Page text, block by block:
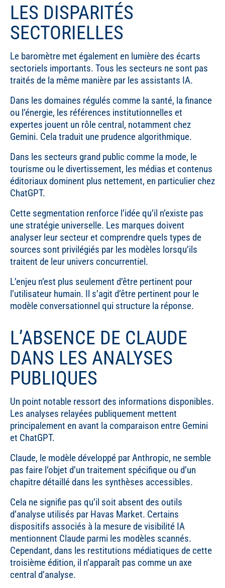
LES DISPARITÉS
SECTORIELLES
Le baromètre met également en lumière des écarts
sectoriels importants. Tous les secteurs ne sont pas
traités de la même manière par les assistants IA.
Dans les domaines régulés comme la santé, la finance
ou l’énergie, les références institutionnelles et
expertes jouent un rôle central, notamment chez
Gemini. Cela traduit une prudence algorithmique.
Dans les secteurs grand public comme la mode, le
tourisme ou le divertissement, les médias et contenus
éditoriaux dominent plus nettement, en particulier chez
ChatGPT.
Cette segmentation renforce l’idée qu’il n’existe pas
une stratégie universelle. Les marques doivent
analyser leur secteur et comprendre quels types de
sources sont privilégiés par les modèles lorsqu’ils
traitent de leur univers concurrentiel.
L’enjeu n’est plus seulement d’être pertinent pour
l’utilisateur humain. Il s’agit d’être pertinent pour le
modèle conversationnel qui structure la réponse.
L’ABSENCE DE CLAUDE
DANS LES ANALYSES
PUBLIQUES
Un point notable ressort des informations disponibles.
Les analyses relayées publiquement mettent
principalement en avant la comparaison entre Gemini
et ChatGPT.
Claude, le modèle développé par Anthropic, ne semble
pas faire l’objet d’un traitement spécifique ou d’un
chapitre détaillé dans les synthèses accessibles.
Cela ne signifie pas qu’il soit absent des outils
d’analyse utilisés par Havas Market. Certains
dispositifs associés à la mesure de visibilité IA
mentionnent Claude parmi les modèles scannés.
Cependant, dans les restitutions médiatiques de cette
troisième édition, il n’apparaît pas comme un axe
central d’analyse.